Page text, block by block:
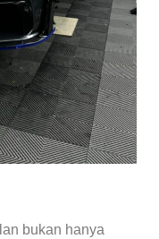
bukan hanya